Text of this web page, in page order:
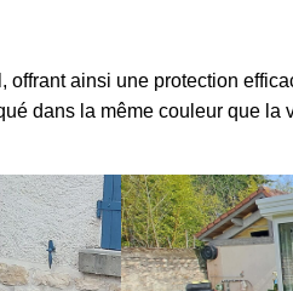
offrant ainsi une protection
dans la même couleur que